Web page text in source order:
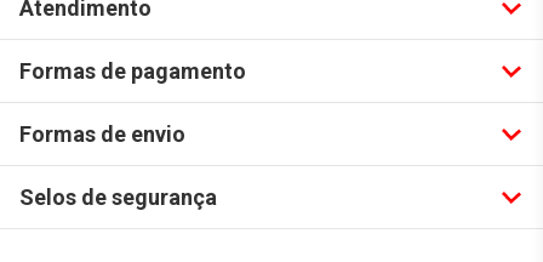
Atendimento
Formas de pagamento
Formas de envio
Selos de segurança